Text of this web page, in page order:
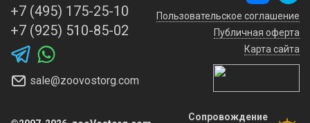
+7 (495) 175-25-10
+7 (925) 510-85-02
sale@zoovostorg.com
Пользовательское соглашение
Публичная оферта
Карта сайта
Сопровождение